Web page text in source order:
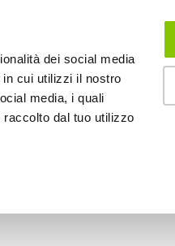
dei social media
cui utilizzi il nostro
media, i quali
dal tuo utilizzo